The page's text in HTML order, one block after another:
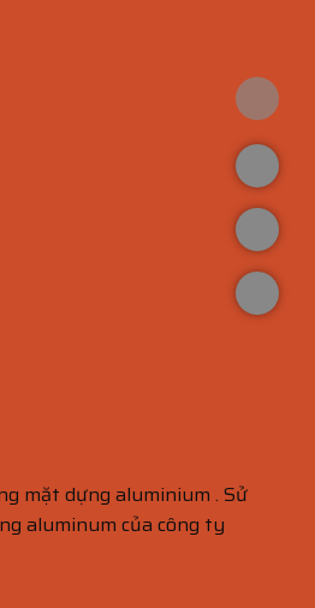
mặt dựng aluminium . Sử
aluminum của công ty